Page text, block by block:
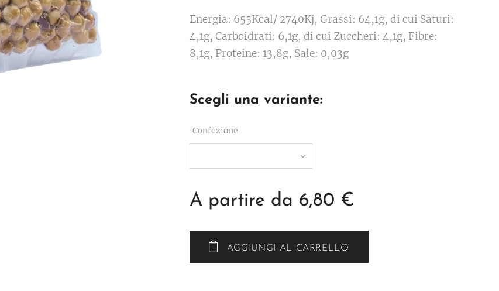
Energia: 655Kcal/ 2740Kj, Grassi: 64,1g, di cui Saturi:
4,1g, Carboidrati: 6,1g, di cui Zuccheri: 4,1g, Fibre:
8,1g, Proteine: 13,8g, Sale: 0,03g
Scegli una variante:
Confezione
A partire da 6,80 €
AGGIUNGI AL CARRELLO